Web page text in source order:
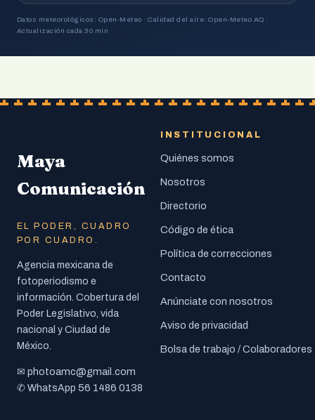
Datos meteorológicos: Open-Meteo · Calidad del aire: Open-Meteo AQ ·
Actualización cada 30 min
Maya
Comunicación
EL PODER, CUADRO
POR CUADRO.
Agencia mexicana de
fotoperiodismo e
información. Cobertura del
Poder Legislativo, vida
nacional y Ciudad de
México.
✉ photoamc@gmail.com
✆ WhatsApp 56 1486 0138
INSTITUCIONAL
Quiénes somos
Nosotros
Directorio
Código de ética
Política de correcciones
Contacto
Anúnciate con nosotros
Aviso de privacidad
Bolsa de trabajo / Colaboradores